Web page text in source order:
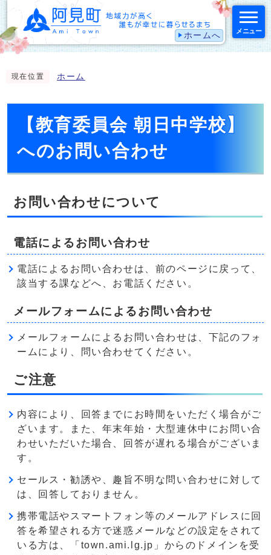
ホームへ メニュー
現在位置 ホーム
【教育委員会 朝日中学校】
へのお問い合わせ
お問い合わせについて
電話によるお問い合わせ
電話によるお問い合わせは、前のページに戻って、
該当する課などへ、お電話ください。
メールフォームによるお問い合わせ
メールフォームによるお問い合わせは、下記のフォ
ームにより、問い合わせてください。
ご注意
内容により、回答までにお時間をいただく場合がご
ざいます。また、年末年始・大型連休中にお問い合
わせいただいた場合、回答が遅れる場合がございま
す。
セールス・勧誘や、趣旨不明な問い合わせに対して
は、回答しておりません。
携帯電話やスマートフォン等のメールアドレスに回
答を希望される方で迷惑メールなどの設定をされて
いる方は、「town.ami.lg.jp」からのドメインを受